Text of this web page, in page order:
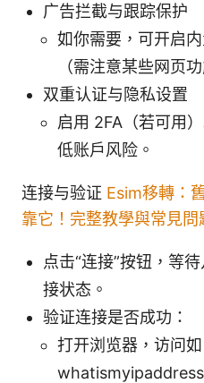
广告拦截与跟踪保护
如你需要，可开启
（需注意某些网页
双重认证与隐私设置
启用 2FA（若可用
低账户风险。
连接与验证 Esim移轉：
靠它！完整教學與常見
点击“连接”按钮，等
接状态。
验证连接是否成功：
打开浏览器，访问如